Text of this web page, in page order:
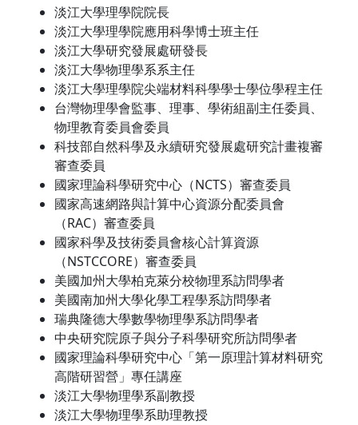
淡江大學理學院院長
淡江大學理學院應用科學博士班主任
淡江大學研究發展處研發長
淡江大學物理學系系主任
淡江大學理學院尖端材料科學學士學位學程主任
台灣物理學會監事、理事、學術組副主任委員、
物理教育委員會委員
科技部自然科學及永續研究發展處研究計畫複審
審查委員
國家理論科學研究中心（NCTS）審查委員
國家高速網路與計算中心資源分配委員會
（RAC）審查委員
國家科學及技術委員會核心計算資源
（NSTCCORE）審查委員
美國加州大學柏克萊分校物理系訪問學者
美國南加州大學化學工程學系訪問學者
瑞典隆德大學數學物理學系訪問學者
中央研究院原子與分子科學研究所訪問學者
國家理論科學研究中心「第一原理計算材料研究
高階研習營」專任講座
淡江大學物理學系副教授
淡江大學物理學系助理教授